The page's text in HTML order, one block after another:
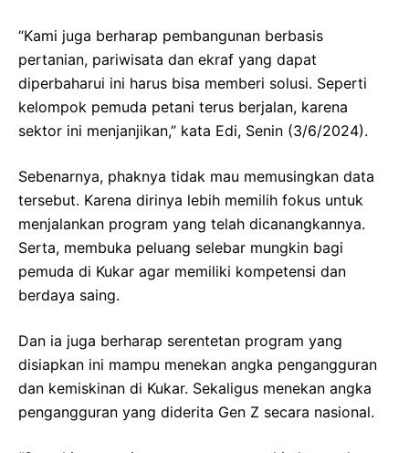
“Kami juga berharap pembangunan berbasis
pertanian, pariwisata dan ekraf yang dapat
diperbaharui ini harus bisa memberi solusi. Seperti
kelompok pemuda petani terus berjalan, karena
sektor ini menjanjikan,” kata Edi, Senin (3/6/2024).
Sebenarnya, phaknya tidak mau memusingkan data
tersebut. Karena dirinya lebih memilih fokus untuk
menjalankan program yang telah dicanangkannya.
Serta, membuka peluang selebar mungkin bagi
pemuda di Kukar agar memiliki kompetensi dan
berdaya saing.
Dan ia juga berharap serentetan program yang
disiapkan ini mampu menekan angka pengangguran
dan kemiskinan di Kukar. Sekaligus menekan angka
pengangguran yang diderita Gen Z secara nasional.